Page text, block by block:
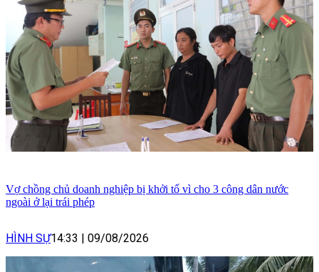
Vợ chồng chủ doanh nghiệp bị khởi tố vì cho 3 công dân nước
ngoài ở lại trái phép
HÌNH SỰ14:33 | 09/08/2026